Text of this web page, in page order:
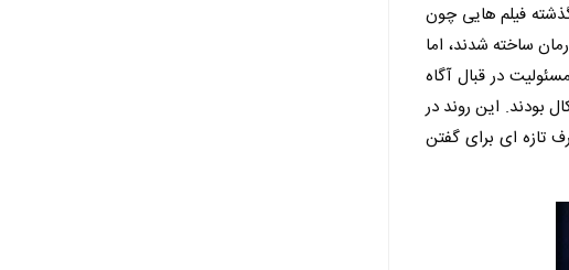
فیلم هایی چون
ساخته شدند، اما
در قبال آگاه
بودند. این روند در
تازه ای برای گفتن